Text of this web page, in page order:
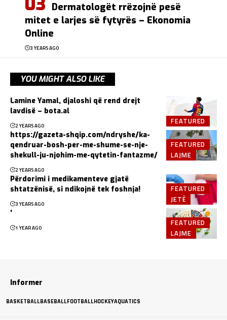
Dermatologët rrëzojnë pesë
mitet e larjes së fytyrës – Ekonomia
Online
3 YEARS AGO
YOU MIGHT ALSO LIKE
FEATURED
Lamine Yamal, djaloshi që rend drejt
lavdisë – bota.al
2 YEARS AGO
FEATURED
LAJME
https://gazeta-shqip.com/ndryshe/ka-
qendruar-bosh-per-me-shume-se-nje-
shekull-ju-njohim-me-qytetin-fantazme/
2 YEARS AGO
FEATURED
JETË
Përdorimi i medikamenteve gjatë
shtatzënisë, si ndikojnë tek foshnja!
3 YEARS AGO
FEATURED
LAJME
'
1 YEAR AGO
Informer
BASKETBALLBASEBALLFOOTBALLHOCKEYAQUATICS